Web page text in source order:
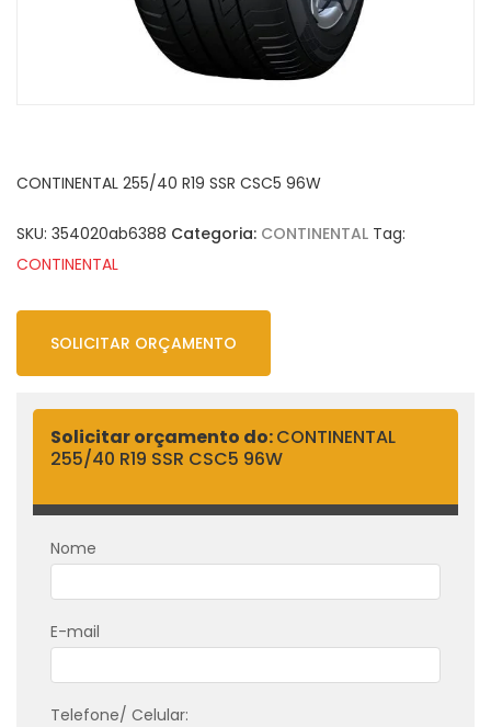
CONTINENTAL 255/40 R19 SSR CSC5 96W
SKU: 354020ab6388 Categoria: CONTINENTAL Tag:
CONTINENTAL
SOLICITAR ORÇAMENTO
Solicitar orçamento do:CONTINENTAL
255/40 R19 SSR CSC5 96W
Nome
E-mail
Telefone/ Celular: